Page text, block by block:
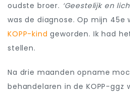
oudste broer. ‘Geestelijk en
was de diagnose. Op mijn 45e
KOPP-kind geworden. Ik had
stellen.
Na drie maanden opname
behandelaren in de KOPP-ggz